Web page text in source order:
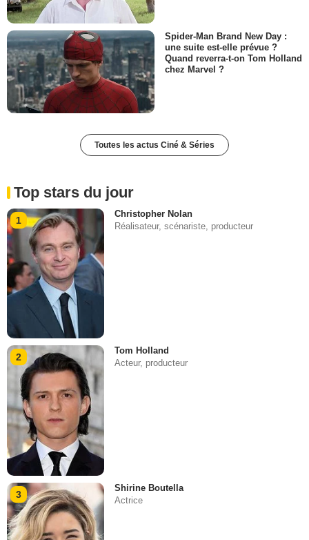
Spider-Man Brand New Day :
une suite est-elle prévue ?
Quand reverra-t-on Tom Holland
chez Marvel ?
Toutes les actus Ciné & Séries
Top stars du jour
1
Christopher Nolan
Réalisateur, scénariste, producteur
2
Tom Holland
Acteur, producteur
3
Shirine Boutella
Actrice